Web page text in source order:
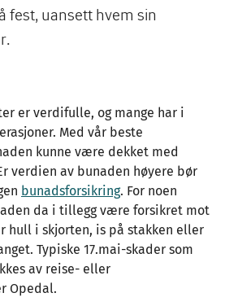
fest, uansett hvem sin
er verdifulle, og mange har i
Med vår beste
kunne være dekket med
verdien av bunaden høyere bør
bunadsforsikring. For noen
da i tillegg være forsikret mot
hull i skjorten, is på stakken eller
Typiske 17.mai-skader som
av reise- eller
Opedal.